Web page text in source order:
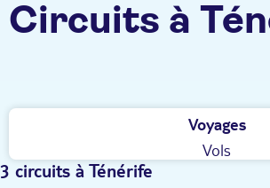
Circuits à
Voyages
Vols
3 circuits à Ténérife